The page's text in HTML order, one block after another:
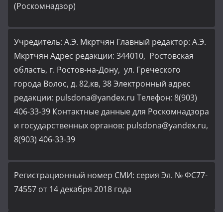
(Роскомнадзор)
Учредитель: А.Э. Мкртчян Главный редактор: А.Э.
Мкртчян Адрес редакции: 344010, Ростовская
область, г. Ростов-на-Дону, ул. Греческого
города Волос, д. 82,кв, 38 Электронный адрес
редакции: pulsdona@yandex.ru Телефон: 8(903)
406-33-39 Контактные данные для Роскомнадзора
и государственных органов: pulsdona@yandex.ru,
8(903) 406-33-39
Регистрационный номер СМИ: серия Эл. № ФС77-
74557 от 14 декабря 2018 года